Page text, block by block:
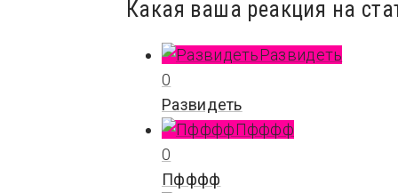
Какая ваша реакция на
Развидеть
0
Развидеть
Пфффф
0
Пфффф